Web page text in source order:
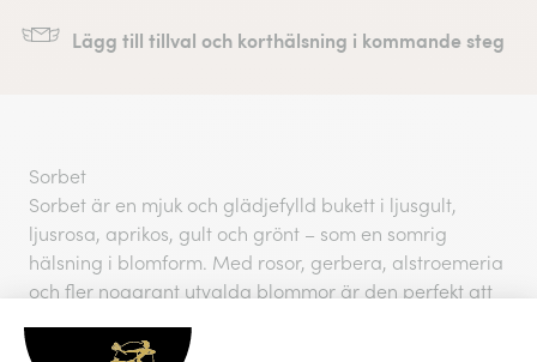
Lägg till tillval och korthälsning i kommande steg
Sorbet
Sorbet är en mjuk och glädjefylld bukett i ljusgult,
ljusrosa, aprikos, gult och grönt – som en somrig
hälsning i blomform. Med rosor, gerbera, alstroemeria
och fler noggrant utvalda blommor är den perfekt att
“jag bryr mig” med färg och värme.